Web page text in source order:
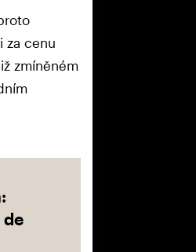
za cenu
zmíněném
de